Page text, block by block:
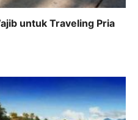
untuk Traveling Pria